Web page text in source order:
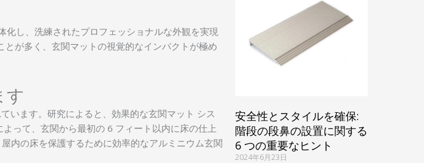
化し、洗練されたプロフェッショナルな外観を実現
が多く、玄関マットの視覚的なインパクトが極め
す
います。研究によると、効果的な玄関マット シス
って、玄関から最初の 6 フィート以内に床の仕上
内の床を保護するために効率的なアルミニウム玄関
安全性とスタイルを確保:
階段の段鼻の設置に関する
6 つの重要なヒント
2024年6月23日